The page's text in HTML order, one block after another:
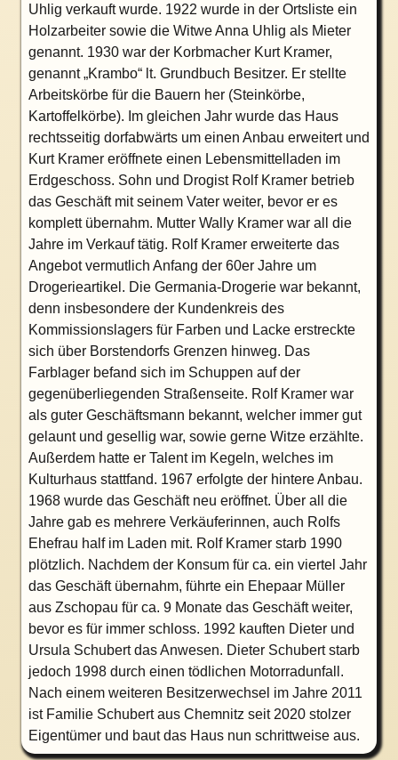
Uhlig verkauft wurde. 1922 wurde in der Ortsliste ein
Holzarbeiter sowie die Witwe Anna Uhlig als Mieter
genannt. 1930 war der Korbmacher Kurt Kramer,
genannt „Krambo“ lt. Grundbuch Besitzer. Er stellte
Arbeitskörbe für die Bauern her (Steinkörbe,
Kartoffelkörbe). Im gleichen Jahr wurde das Haus
rechtsseitig dorfabwärts um einen Anbau erweitert und
Kurt Kramer eröffnete einen Lebensmittelladen im
Erdgeschoss. Sohn und Drogist Rolf Kramer betrieb
das Geschäft mit seinem Vater weiter, bevor er es
komplett übernahm. Mutter Wally Kramer war all die
Jahre im Verkauf tätig. Rolf Kramer erweiterte das
Angebot vermutlich Anfang der 60er Jahre um
Drogerieartikel. Die Germania-Drogerie war bekannt,
denn insbesondere der Kundenkreis des
Kommissionslagers für Farben und Lacke erstreckte
sich über Borstendorfs Grenzen hinweg. Das
Farblager befand sich im Schuppen auf der
gegenüberliegenden Straßenseite. Rolf Kramer war
als guter Geschäftsmann bekannt, welcher immer gut
gelaunt und gesellig war, sowie gerne Witze erzählte.
Außerdem hatte er Talent im Kegeln, welches im
Kulturhaus stattfand. 1967 erfolgte der hintere Anbau.
1968 wurde das Geschäft neu eröffnet. Über all die
Jahre gab es mehrere Verkäuferinnen, auch Rolfs
Ehefrau half im Laden mit. Rolf Kramer starb 1990
plötzlich. Nachdem der Konsum für ca. ein viertel Jahr
das Geschäft übernahm, führte ein Ehepaar Müller
aus Zschopau für ca. 9 Monate das Geschäft weiter,
bevor es für immer schloss. 1992 kauften Dieter und
Ursula Schubert das Anwesen. Dieter Schubert starb
jedoch 1998 durch einen tödlichen Motorradunfall.
Nach einem weiteren Besitzerwechsel im Jahre 2011
ist Familie Schubert aus Chemnitz seit 2020 stolzer
Eigentümer und baut das Haus nun schrittweise aus.